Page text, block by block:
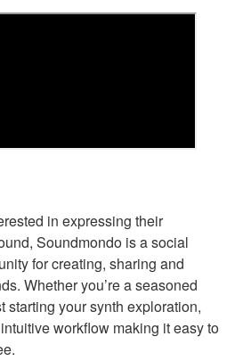
in expressing their
Soundmondo is a social
for creating, sharing and
Whether you’re a seasoned
starting your synth exploration,
workflow making it easy to